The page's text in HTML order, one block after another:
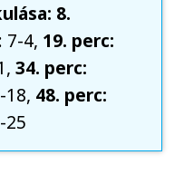
8.
: 7-4, 19. perc:
34. perc:
18, 48. perc:
25